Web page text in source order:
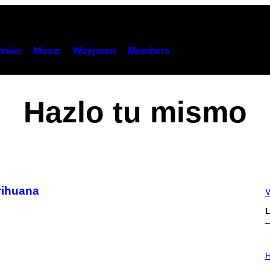
Music Waypoint Members
Hazlo tu mismo
L